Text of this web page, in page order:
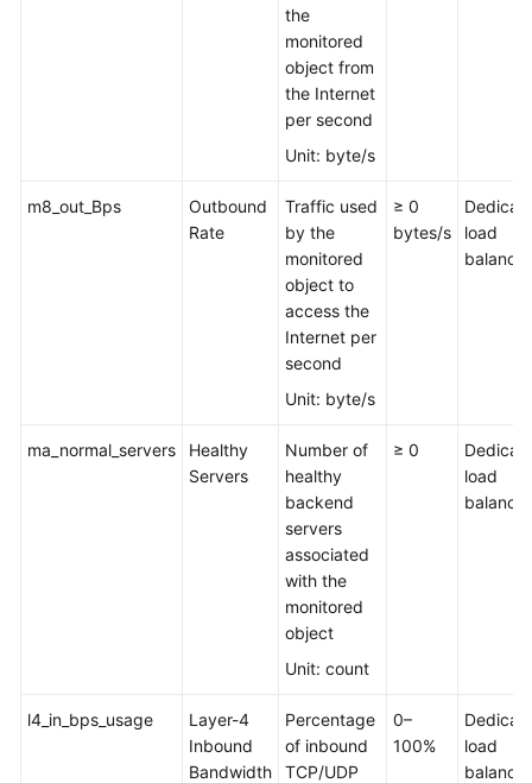
More
Responsibilities
the
monitored
object from
the Internet
per second
Unit: byte/s
m8_out_Bps
Outbound
Rate
Traffic used
by the
monitored
object to
access the
Internet per
second
Unit: byte/s
≥ 0
bytes/s
load
balancer
ma_normal_servers
Healthy
Servers
Number of
healthy
backend
servers
associated
with the
monitored
object
Unit: count
≥ 0
load
balancer
l4_in_bps_usage
Layer-4
Inbound
Bandwidth
Percentage
of inbound
TCP/UDP
0–
100%
load
balancer